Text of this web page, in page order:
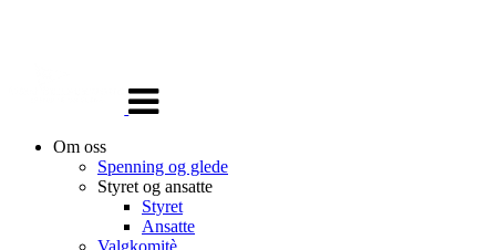
navigasjon
Om oss
Spenning og glede
Styret og ansatte
Styret
Ansatte
Valgkomitè